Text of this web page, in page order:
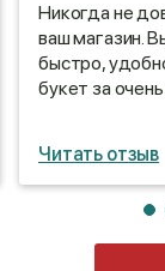
Никогда не
ваш магазин.
быстро,
букет за
Читать отзыв